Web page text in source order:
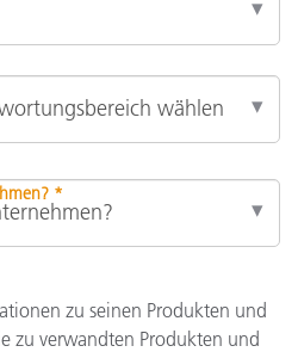
*
zu seinen Produkten und
zu verwandten Produkten und